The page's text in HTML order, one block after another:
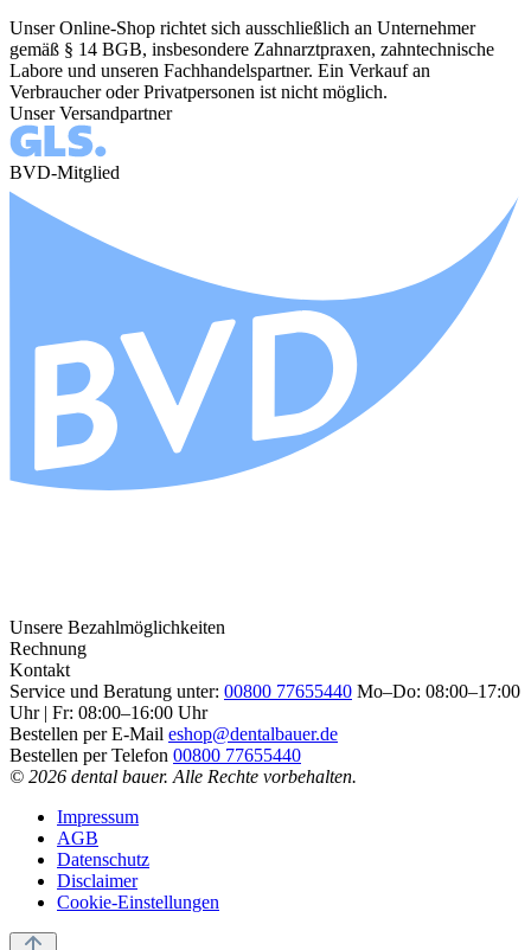
Unser Online-Shop richtet sich ausschließlich an Unternehmer
gemäß § 14 BGB, insbesondere Zahnarztpraxen, zahntechnische
Labore und unseren Fachhandelspartner. Ein Verkauf an
Verbraucher oder Privatpersonen ist nicht möglich.
Unser Versandpartner
BVD-Mitglied
Unsere Bezahlmöglichkeiten
Rechnung
Kontakt
Service und Beratung unter: 00800 77655440 Mo–Do: 08:00–17:00
Uhr | Fr: 08:00–16:00 Uhr
Bestellen per E-Mail eshop@dentalbauer.de
Bestellen per Telefon 00800 77655440
© 2026 dental bauer. Alle Rechte vorbehalten.
Impressum
AGB
Datenschutz
Disclaimer
Cookie-Einstellungen